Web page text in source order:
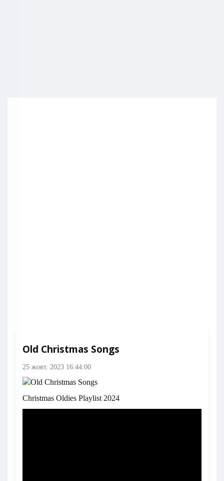
Old Christmas Songs
25 жовт. 2023 16:44:00
Christmas Oldies Playlist 2024